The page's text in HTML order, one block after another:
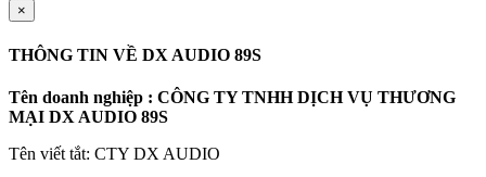
×
THÔNG TIN VỀ DX AUDIO 89S
Tên doanh nghiệp : CÔNG TY TNHH DỊCH VỤ THƯƠNG
MẠI DX AUDIO 89S
Tên viết tắt: CTY DX AUDIO